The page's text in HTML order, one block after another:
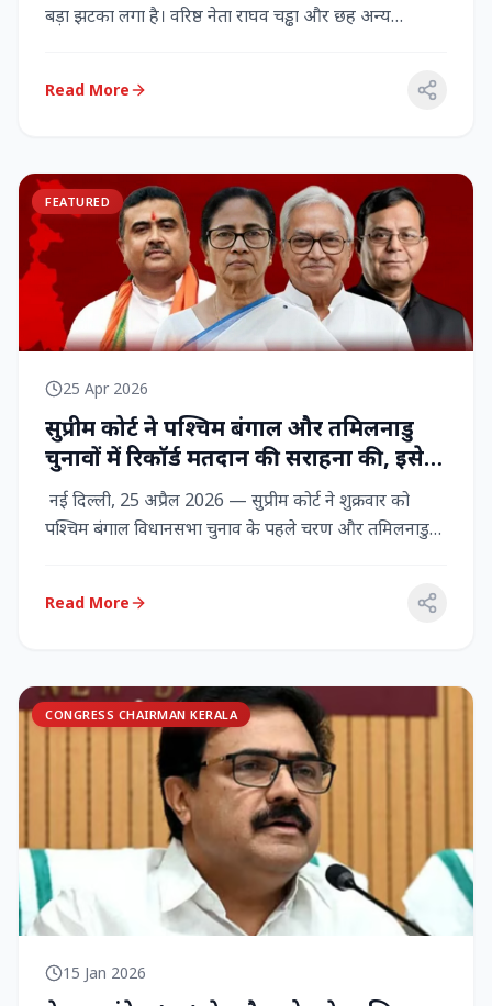
बड़ा झटका लगा है। वरिष्ठ नेता राघव चड्ढा और छह अन्य
Read More
FEATURED
25 Apr 2026
सुप्रीम कोर्ट ने पश्चिम बंगाल और तमिलनाडु
चुनावों में रिकॉर्ड मतदान की सराहना की, इसे
नागरिक शक्ति का प्रदर्शन बताया
नई दिल्ली, 25 अप्रैल 2026 — सुप्रीम कोर्ट ने शुक्रवार को
पश्चिम बंगाल विधानसभा चुनाव के पहले चरण और तमिलनाडु
Read More
CONGRESS CHAIRMAN KERALA
15 Jan 2026